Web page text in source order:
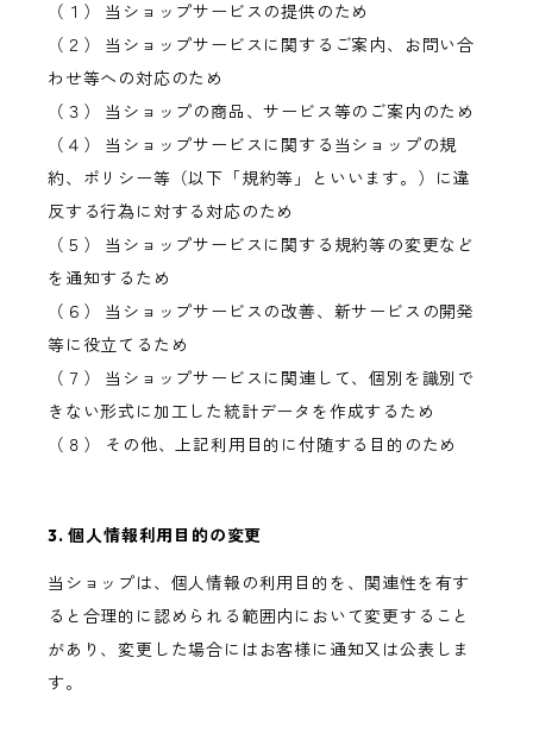
（１） 当ショップサービスの提供のため
（２） 当ショップサービスに関するご案内、お問い合
わせ等への対応のため
（３） 当ショップの商品、サービス等のご案内のため
（４） 当ショップサービスに関する当ショップの規
約、ポリシー等（以下「規約等」といいます。）に違
反する行為に対する対応のため
（５） 当ショップサービスに関する規約等の変更など
を通知するため
（６） 当ショップサービスの改善、新サービスの開発
等に役立てるため
（７） 当ショップサービスに関連して、個別を識別で
きない形式に加工した統計データを作成するため
（８） その他、上記利用目的に付随する目的のため
3. 個人情報利用目的の変更
当ショップは、個人情報の利用目的を、関連性を有す
ると合理的に認められる範囲内において変更すること
があり、変更した場合にはお客様に通知又は公表しま
す。